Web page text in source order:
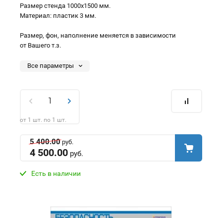
Размер стенда 1000х1500 мм.
Материал: пластик 3 мм.
Размер, фон, наполнение меняется в зависимости
от Вашего т.з.
Все параметры
от 1 шт. по 1 шт.
5 400.00руб.
4 500.00 руб.
Есть в наличии